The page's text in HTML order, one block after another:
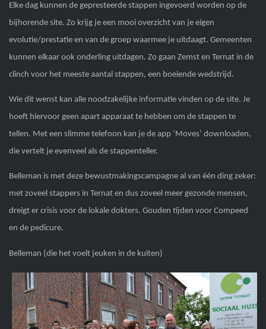
Elke dag kunnen de gepresteerde stappen ingevoerd worden op de
bijhorende site. Zo krijg je een mooi overzicht van je eigen
evolutie/prestatie en van de groep waarmee je uitdaagt. Gemeenten
kunnen elkaar ook onderling uitdagen. Zo gaan Zemst en Ternat in de
clinch voor het meeste aantal stappen, een boeiende wedstrijd.
Wie dit wenst kan alle noodzakelijke informatie vinden op de site. Je
hoeft hiervoor geen apart apparaat te hebben om de stappen te
tellen. Met een slimme telefoon kan je de app ‘Moves’ downloaden,
die vertelt je evenveel als de stappenteller.
Belleman is met deze bewustmakingscampagne al van één ding zeker:
met zoveel stappers in Ternat en dus zoveel meer gezonde mensen,
dreigt er crisis voor de lokale dokters. Gouden tijden voor Compeed
en de pedicure.
Belleman (die het voelt jeuken in de kuiten)